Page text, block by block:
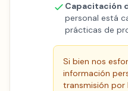
Capacitación
personal está
prácticas de
Si bien nos
información
transmisión por